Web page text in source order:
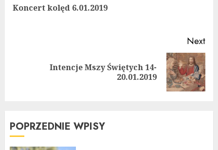
Koncert kolęd 6.01.2019
Next
Intencje Mszy Świętych 14-
20.01.2019
POPRZEDNIE WPISY